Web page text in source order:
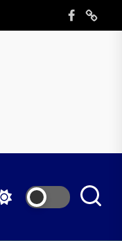
Élément
de de